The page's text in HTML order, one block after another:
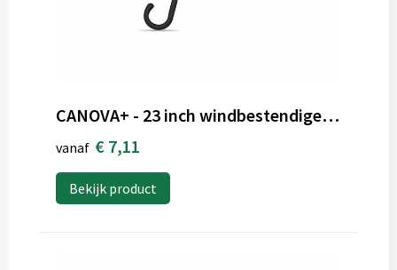
CANOVA+ - 23 inch windbestendige paraplu
vanaf € 7,11
Bekijk product